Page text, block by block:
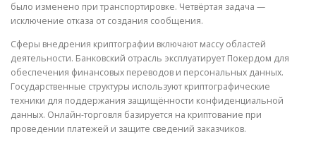
было изменено при транспортировке. Четвёртая задача —
исключение отказа от создания сообщения.
Сферы внедрения криптографии включают массу областей
деятельности. Банковский отрасль эксплуатирует Покердом для
обеспечения финансовых переводов и персональных данных.
Государственные структуры используют криптографические
техники для поддержания защищённости конфиденциальной
данных. Онлайн-торговля базируется на криптование при
проведении платежей и защите сведений заказчиков.